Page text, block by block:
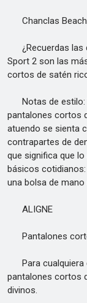
Chanclas Beach
¿Recuerdas las
Sport 2 son las
cortos de satén
Notas de estilo:
pantalones cortos
atuendo se sienta
contrapartes de
que significa que
básicos
una bolsa de
ALIGNE
Pantalones
Para cualquiera
pantalones cortos
divinos.